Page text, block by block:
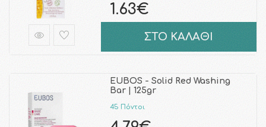
1.63€
ΣΤΟ ΚΑΛΑΘΙ
EUBOS - Solid Red Washing
Bar | 125gr
45 Πόντοι